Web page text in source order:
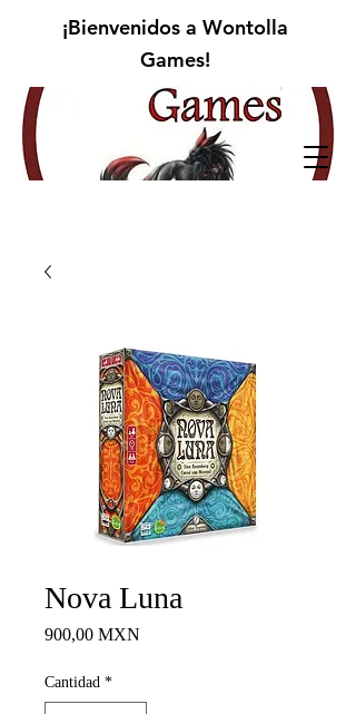
¡Bienvenidos a Wontolla
Games!
Nova Luna
900,00 MXN
Cantidad *